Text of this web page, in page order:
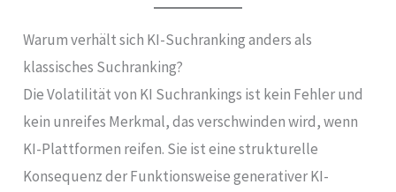
Warum verhält sich KI-Suchranking anders als
klassisches Suchranking?
Die Volatilität von KI Suchrankings ist kein Fehler und
kein unreifes Merkmal, das verschwinden wird, wenn
KI-Plattformen reifen. Sie ist eine strukturelle
Konsequenz der Funktionsweise generativer KI-